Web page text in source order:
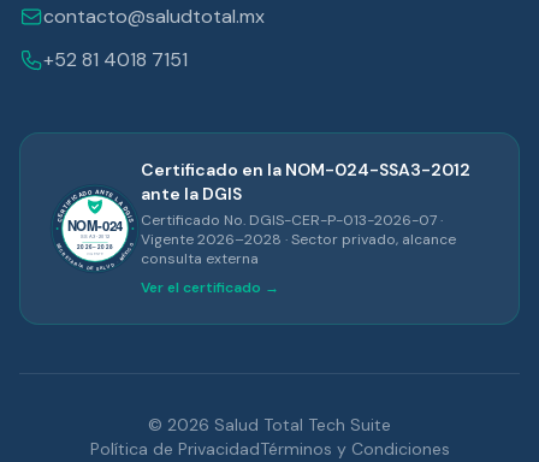
contacto@saludtotal.mx
+52 81 4018 7151
Certificado en la NOM-024-SSA3-2012
ante la DGIS
Certificado No. DGIS-CER-P-013-2026-07 ·
Vigente 2026–2028 · Sector privado, alcance
consulta externa
Ver el certificado →
© 2026 Salud Total Tech Suite
Política de PrivacidadTérminos y Condiciones